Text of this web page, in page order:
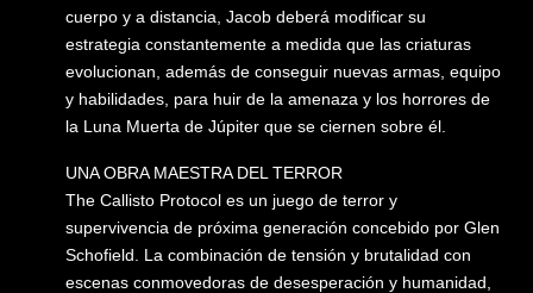
cuerpo y a distancia, Jacob deberá modificar su
estrategia constantemente a medida que las criaturas
evolucionan, además de conseguir nuevas armas, equipo
y habilidades, para huir de la amenaza y los horrores de
la Luna Muerta de Júpiter que se ciernen sobre él.
UNA OBRA MAESTRA DEL TERROR
The Callisto Protocol es un juego de terror y
supervivencia de próxima generación concebido por Glen
Schofield. La combinación de tensión y brutalidad con
escenas conmovedoras de desesperación y humanidad,